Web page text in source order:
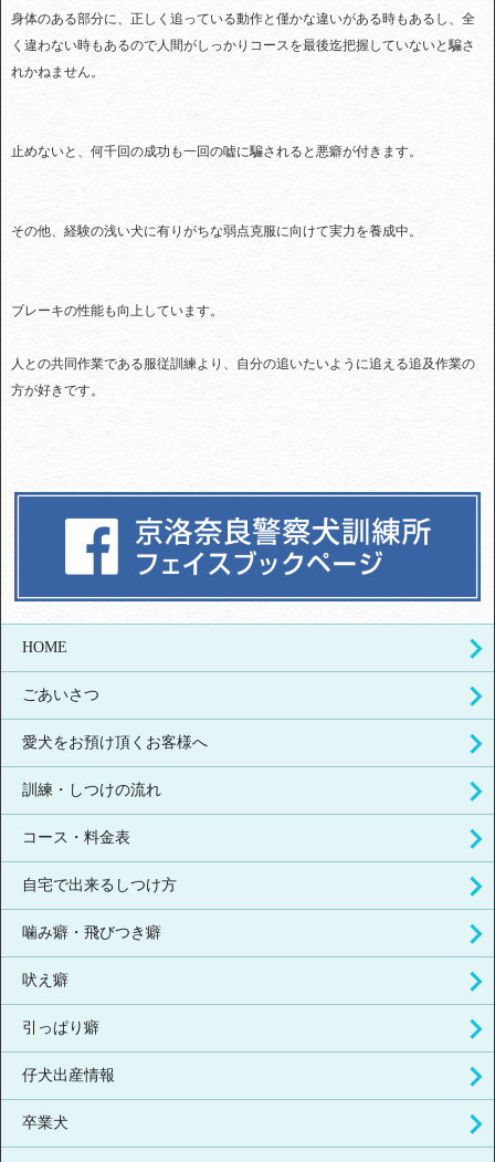
身体のある部分に、正しく追っている動作と僅かな違いがある時もあるし、全
く違わない時もあるので人間がしっかりコースを最後迄把握していないと騙さ
れかねません。
止めないと、何千回の成功も一回の嘘に騙されると悪癖が付きます。
その他、経験の浅い犬に有りがちな弱点克服に向けて実力を養成中。
ブレーキの性能も向上しています。
人との共同作業である服従訓練より、自分の追いたいように追える追及作業の
方が好きです。
HOME
ごあいさつ
愛犬をお預け頂くお客様へ
訓練・しつけの流れ
コース・料金表
自宅で出来るしつけ方
噛み癖・飛びつき癖
吠え癖
引っぱり癖
仔犬出産情報
卒業犬